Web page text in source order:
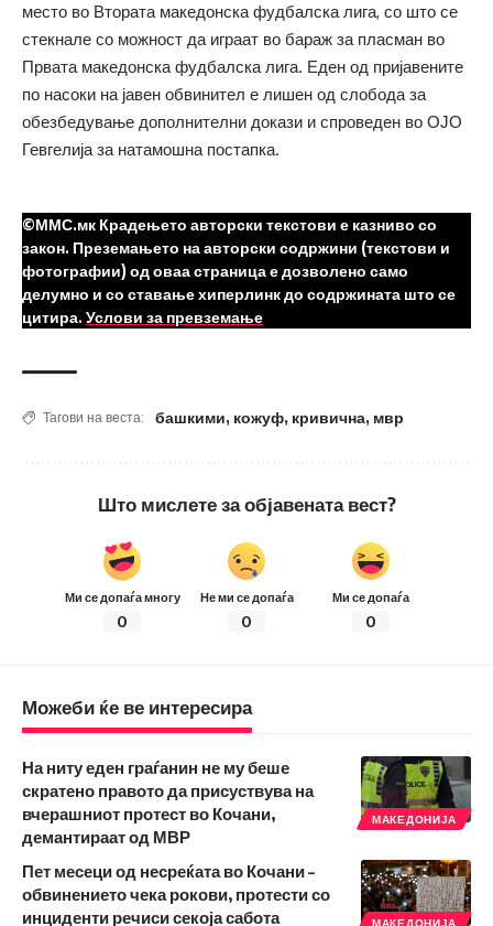
место во Втората македонска фудбалска лига, со што се
стекнале со можност да играат во бараж за пласман во
Првата македонска фудбалска лига. Еден од пријавените
по насоки на јавен обвинител е лишен од слобода за
обезбедување дополнителни докази и спроведен во ОЈО
Гевгелија за натамошна постапка.
©ММС.мк Крадењето авторски текстови е казниво со
закон. Преземањето на авторски содржини (текстови и
фотографии) од оваа страница е дозволено само
делумно и со ставање хиперлинк до содржината што се
цитира. Услови за превземање
Тагови на веста: башкими, кожуф, кривична, мвр
Што мислете за објавената вест?
Ми се допаѓа многу
0
Не ми се допаѓа
0
Ми се допаѓа
0
Можеби ќе ве интересира
МАКЕДОНИЈА
На ниту еден граѓанин не му беше
скратено правото да присуствува на
вчерашниот протест во Кочани,
демантираат од МВР
МАКЕДОНИЈА
Пет месеци од несреќата во Кочани –
обвинението чека рокови, протести со
инциденти речиси секоја сабота